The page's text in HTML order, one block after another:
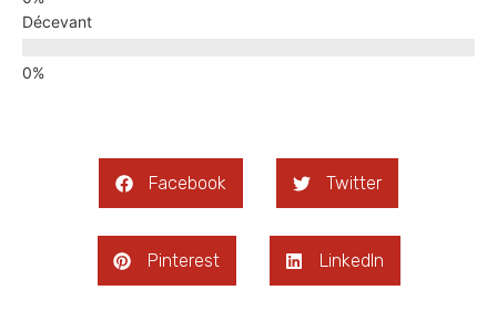
Décevant
Facebook Twitter
Pinterest LinkedIn